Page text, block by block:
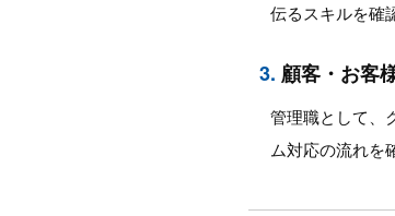
伝るスキルを確
3. 顧客・お客
管理職として、
ム対応の流れを